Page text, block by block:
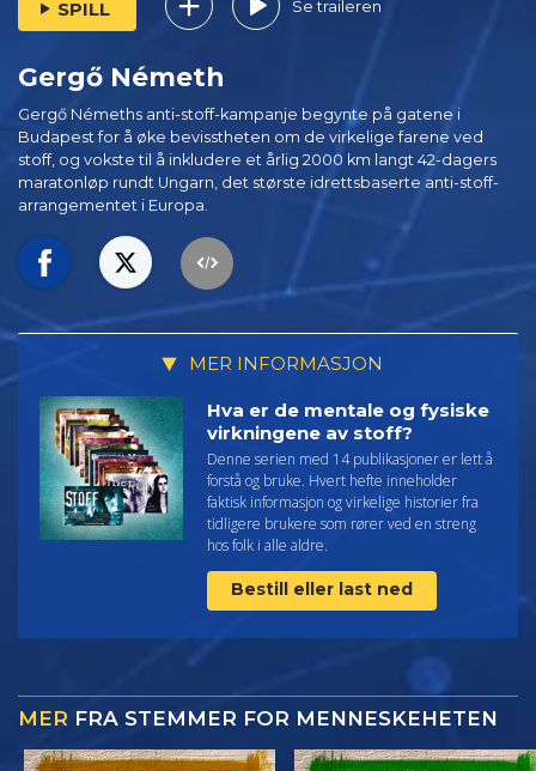
SPILL Se traileren
Gergő Németh
Gergő Némeths anti-stoff-kampanje begynte på gatene i
Budapest for å øke bevisstheten om de virkelige farene ved
stoff, og vokste til å inkludere et årlig 2000 km langt 42-dagers
maratonløp rundt Ungarn, det største idrettsbaserte anti-stoff-
arrangementet i Europa.
MER INFORMASJON
Hva er de mentale og fysiske
virkningene av stoff?
Denne serien med 14 publikasjoner er lett å
forstå og bruke. Hvert hefte inneholder
faktisk informasjon og virkelige historier fra
tidligere brukere som rører ved en streng
hos folk i alle aldre.
Bestill eller last ned
MER FRA STEMMER FOR MENNESKEHETEN